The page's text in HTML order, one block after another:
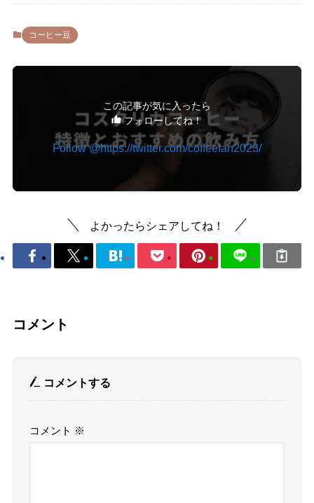
コーヒー豆
この記事が気に入ったら
フォローしてね！
Follow @https://twitter.com/coffeefan2023/
よかったらシェアしてね！
コメント
コメントする
コメント ※